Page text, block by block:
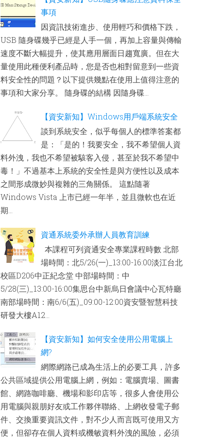
事項
因資訊技術進步、使用輕巧和價格下跌，
USB 隨身碟幾乎已經是人手一個，再加上容量與傳輸
速度不斷大幅提升，使其應用層面日趨寬廣。但在大
量使用此種便利產品時，您是否也相對留意到一些資
料安全性的問題？以下提供幾點在使用上值得注意的
事項和大家分享。 隨身碟的結構 因隨身碟...
【資安新知】Windows用戶端系統安全
談到系統安全，似乎每個人的標準答案都
是：「是的！我要安全，我不希望個人資
料外洩，我也不希望被駭客入侵，甚至於我不希望中
毒！」不過基本上系統的安全性是與方便性以及成本
之間形成微妙與複雜的三角關係。 這點隨著
Windows Vista 上市已經一年半，並且微軟也在近
期...
資通系統委外承辦人員教育訓練
本課程可列資通安全專業課程時數 北部
場時間：北5/26(一)_13:00-16:00淡江台北
校區D206中正紀念堂 中部場時間：中
5/28(三)_13:00-16:00集思台中新烏日會議中心瓦特廳
南部場時間：南6/6(五)_09:00-12:00資安暨智慧科技
研發大樓A12...
【資安新知】如何安全使用公用電腦上
網?
網際網路已成為生活上的必要工具，許多
公共區域提供公用電腦上網，例如：電腦賣場、圖書
館、網路咖啡廳、機場和影印店等，很多人會使用公
用電腦與親朋好友或工作夥伴聯絡、上網收發電子郵
件、交換重要資訊文件，對不少人而言既可使用又方
便，但卻存在個人資料或機敏資料外洩的風險，必須